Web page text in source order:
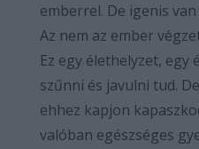
emberrel. De igenis
Az nem az ember
Ez egy élethelyzet, egy
szűnni és javulni tud.
ehhez kapjon
valóban egészséges